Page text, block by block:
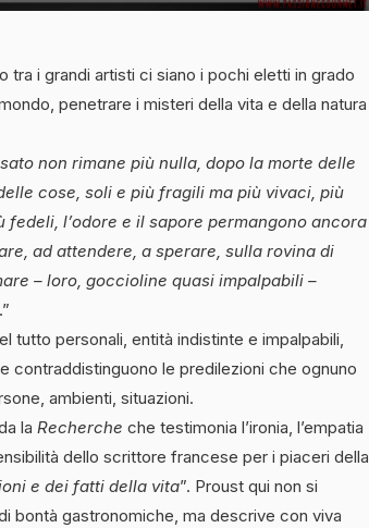
i grandi artisti ci siano i pochi eletti in grado
penetrare i misteri della vita e della natura
non rimane più nulla, dopo la morte delle
cose, soli e più fragili ma più vivaci, più
l’odore e il sapore permangono ancora
ad attendere, a sperare, sulla rovina di
– loro, goccioline quasi impalpabili –
.”
tutto personali, entità indistinte e impalpabili,
contraddistinguono le predilezioni che ognuno
ambienti, situazioni.
la Recherche che testimonia l’ironia, l’empatia
dello scrittore francese per i piaceri della
e dei fatti della vita”. Proust qui non si
bontà gastronomiche, ma descrive con viva